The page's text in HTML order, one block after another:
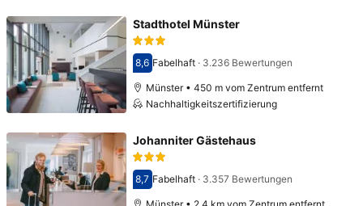
Stadthotel Münster
Bewertet mit 8,6
8,6 Fabelhaft· 3.236 Bewertungen
Münster • 450 m vom Zentrum entfernt
Nachhaltigkeitszertifizierung
Johanniter Gästehaus
Bewertet mit 8,7
8,7 Fabelhaft· 3.357 Bewertungen